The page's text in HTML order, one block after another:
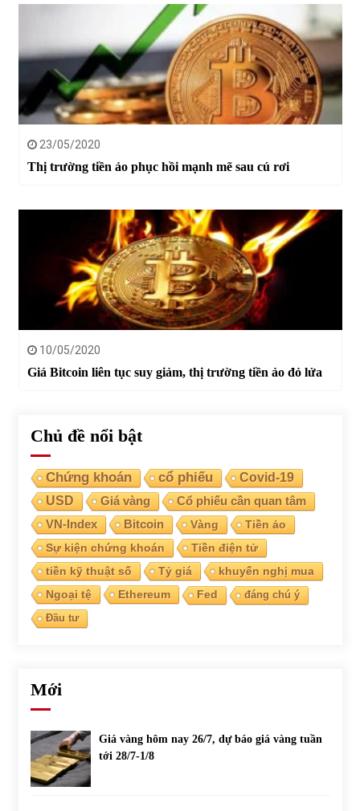
23/05/2020
Thị trường tiền ảo phục hồi mạnh mẽ sau cú rơi
10/05/2020
Giá Bitcoin liên tục suy giảm, thị trường tiền ảo đỏ lửa
Chủ đề nổi bật
Chứng khoán cổ phiếu
Covid-19
USD
Giá vàng Cổ phiếu cần quan tâm
VN-Index Bitcoin Vàng
Tiền ảo
Sự kiện chứng khoán
Tiền điện tử
tiền kỹ thuật số
Tỷ giá
khuyến nghị mua
Ngoại tệ
Ethereum Fed
đáng chú ý
Đầu tư
Mới
Giá vàng hôm nay 26/7, dự báo giá vàng tuần
tới 28/7-1/8